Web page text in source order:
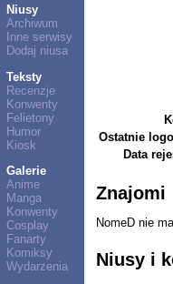
Niusy
Archiwum
Inne serwisy
Dodaj niusa
Teksty
Recenzje
Konwenty
Felietony
Humor
Kiosk
Galerie
Anime
Manga
Konwenty
Cosplay
Fanarty
Komiksy
Wydarzenia
Ostatnie
Data
Znajomi
NomeD nie
Niusy i